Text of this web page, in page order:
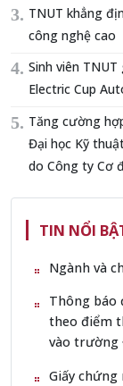
TNUT khẳng
công nghệ cao
Sinh viên
Electric Cup
Tăng cường
Đại học Kỹ
do Công ty Cơ
TIN NỔI
Ngành và
Thông báo
theo điểm
vào trường
Giấy